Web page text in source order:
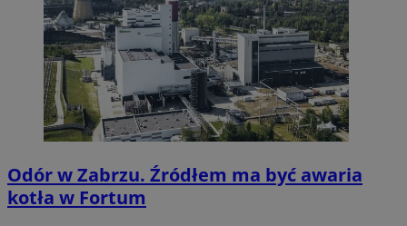
Odór w Zabrzu. Źródłem ma być awaria
kotła w Fortum